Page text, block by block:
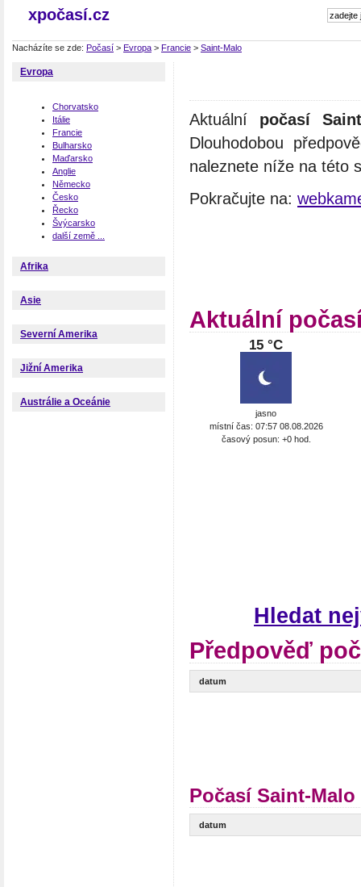
xpočasí.cz
Nacházíte se zde: Počasí > Evropa > Francie > Saint-Malo
Evropa
Chorvatsko
Itálie
Francie
Bulharsko
Maďarsko
Anglie
Německo
Česko
Řecko
Švýcarsko
další země ...
Afrika
Asie
Severní Amerika
Jižní Amerika
Austrálie a Oceánie
Aktuální počasí
Dlouhodobou
naleznete níže na této
Pokračujte na:
Aktuální
15 °C
jasno
místní čas: 07:57 08.08.2026
časový posun: +0 hod.
Hledat
Předpověď
datum
Počasí Saint-
datum